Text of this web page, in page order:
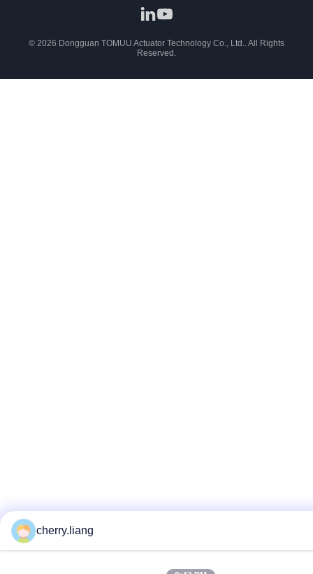
© 2026 Dongguan TOMUU Actuator Technology Co., Ltd.. All Rights
Reserved.
cherry.liang